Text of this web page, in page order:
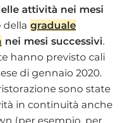
attività nei mesi
della graduale
nei mesi successivi.
hanno previsto cali
di gennaio 2020.
sono state
in continuità anche
(per esempio, per